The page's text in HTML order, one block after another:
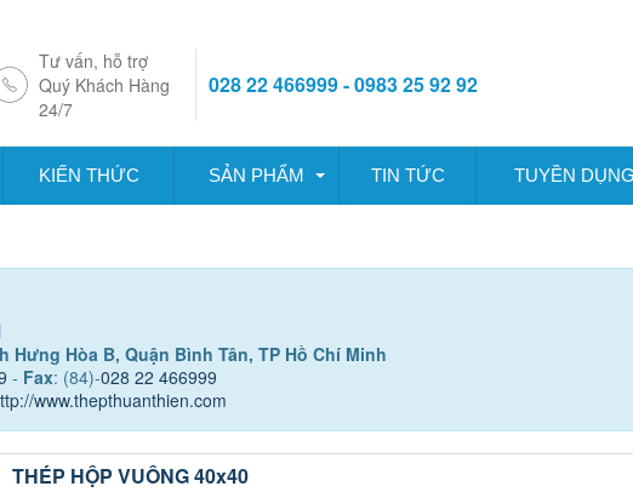
Tư vấn, hỗ trợ
Quý Khách Hàng
24/7
028 22 466999 - 0983 25 92 92
KIẾN THỨC SẢN PHẨM TIN TỨC TUYỀN
Hưng Hòa B, Quận Bình Tân, TP Hồ Chí Minh
- Fax: (84)-028 22 466999
www.thepthuanthien.com
THÉP HỘP VUÔNG 40x40